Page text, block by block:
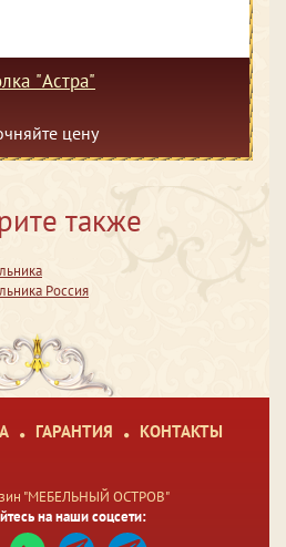
"Астра"
цену
также
Россия
ГАРАНТИЯ КОНТАКТЫ
"МЕБЕЛЬНЫЙ ОСТРОВ"
на наши соцсети: